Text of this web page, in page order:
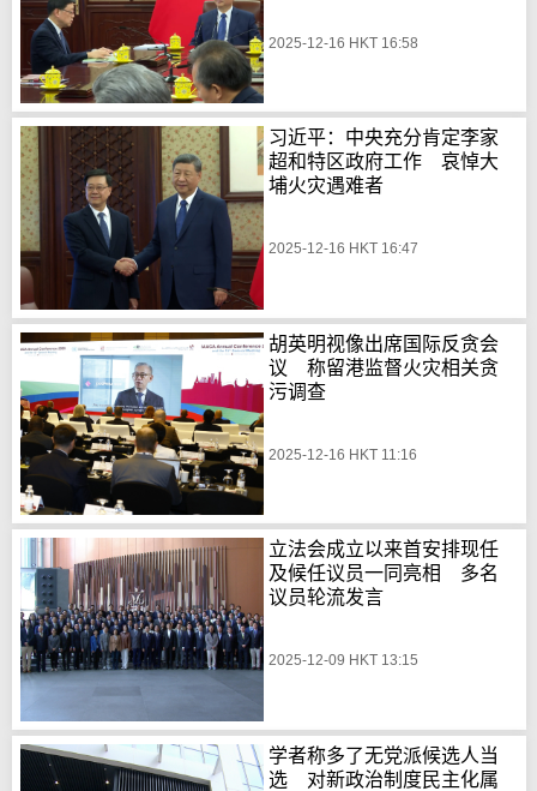
2025-12-16 HKT 16:58
习近平：中央充分肯定李家
超和特区政府工作 哀悼大
埔火灾遇难者
2025-12-16 HKT 16:47
胡英明视像出席国际反贪会
议 称留港监督火灾相关贪
污调查
2025-12-16 HKT 11:16
立法会成立以来首安排现任
及候任议员一同亮相 多名
议员轮流发言
2025-12-09 HKT 13:15
学者称多了无党派候选人当
选 对新政治制度民主化属